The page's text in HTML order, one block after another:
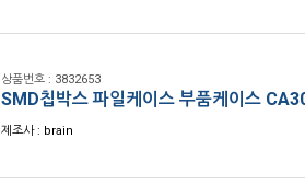
상품번호 : 3832653
SMD칩박스 파일케이스 부품케이스
제조사 : brain